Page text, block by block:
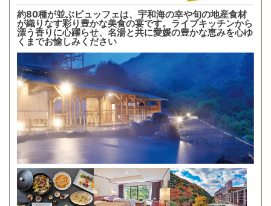
約80種が並ぶビュッフェは、宇和海の幸や旬の地産食材
が織りなす彩り豊かな美食の宴です。ライブキッチンから
漂う香りに心躍らせ、名湯と共に愛媛の豊かな恵みを心ゆ
くまでお愉しみください